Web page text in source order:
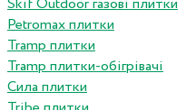
Skif Outdoor газові плитки
Petromax плитки
Tramp плитки
Tramp плитки-обігрівачі
Сила плитки